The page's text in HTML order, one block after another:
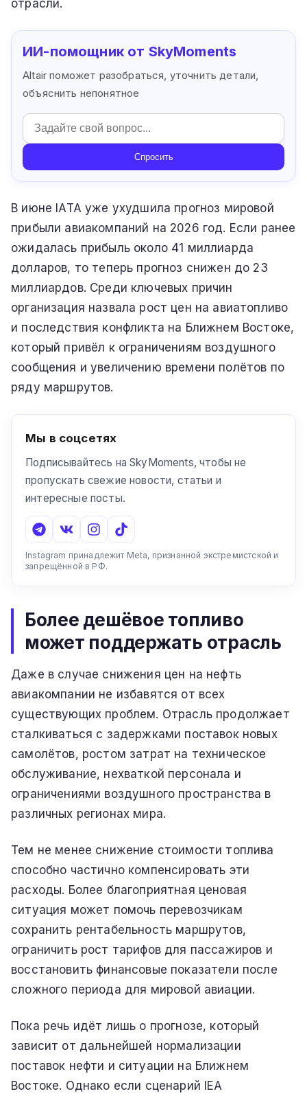
отрасли.
ИИ-помощник от SkyMoments
Altair поможет разобраться, уточнить детали,
объяснить непонятное
Спросить
В июне IATA уже ухудшила прогноз мировой
прибыли авиакомпаний на 2026 год. Если ранее
ожидалась прибыль около 41 миллиарда
долларов, то теперь прогноз снижен до 23
миллиардов. Среди ключевых причин
организация назвала рост цен на авиатопливо
и последствия конфликта на Ближнем Востоке,
который привёл к ограничениям воздушного
сообщения и увеличению времени полётов по
ряду маршрутов.
Мы в соцсетях
Подписывайтесь на SkyMoments, чтобы не
пропускать свежие новости, статьи и
интересные посты.
Instagram принадлежит Meta, признанной экстремистской и
запрещённой в РФ.
Более дешёвое топливо
может поддержать отрасль
Даже в случае снижения цен на нефть
авиакомпании не избавятся от всех
существующих проблем. Отрасль продолжает
сталкиваться с задержками поставок новых
самолётов, ростом затрат на техническое
обслуживание, нехваткой персонала и
ограничениями воздушного пространства в
различных регионах мира.
Тем не менее снижение стоимости топлива
способно частично компенсировать эти
расходы. Более благоприятная ценовая
ситуация может помочь перевозчикам
сохранить рентабельность маршрутов,
ограничить рост тарифов для пассажиров и
восстановить финансовые показатели после
сложного периода для мировой авиации.
Пока речь идёт лишь о прогнозе, который
зависит от дальнейшей нормализации
поставок нефти и ситуации на Ближнем
Востоке. Однако если сценарий IEA